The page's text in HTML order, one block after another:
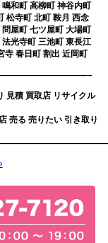
和町 高柳町 神谷内町
松寺町 北町 鞍月 西念
屋町 七ツ屋町 大場町
光寺町 三池町 東長江
寺 春日町 割出 近岡町
見積 買取店 リサイクル
売る 売りたい 引き取り